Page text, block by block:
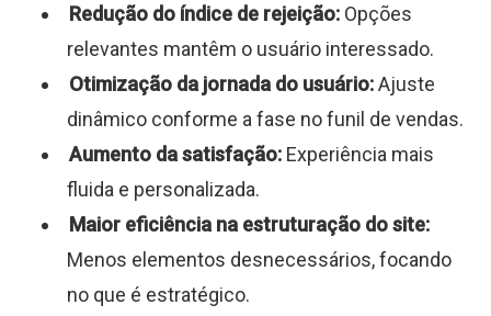
Redução do índice de rejeição: Opções
relevantes mantêm o usuário interessado.
Otimização da jornada do usuário:Ajuste
dinâmico conforme a fase no funil de vendas.
Aumento da satisfação: Experiência mais
fluida e personalizada.
Maior eficiência na estruturação do site:
Menos elementos desnecessários, focando
no que é estratégico.